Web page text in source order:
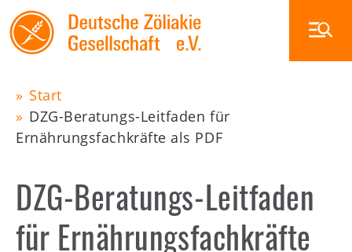
Skip
to
main
Main
navigation
Zöliakie
Glutenfrei außer Haus
Veranstaltungen
Pfadnavigation
Start
DZG-Beratungs-Leitfaden für
Ernährungsfachkräfte als PDF
DZG-Beratungs-Leitfaden
für Ernährungsfachkräfte